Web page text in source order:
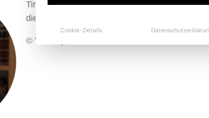
Tina A. Pupis, 1982 in Slowenien geboren,
die »White Ravens«-Datenbank
© Vid Pupis
Cookie-Details